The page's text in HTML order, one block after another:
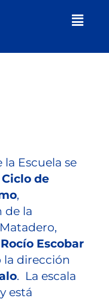
Escuela se
Ciclo de
,
de la
Rocío Escobar
la dirección
. La escala
está